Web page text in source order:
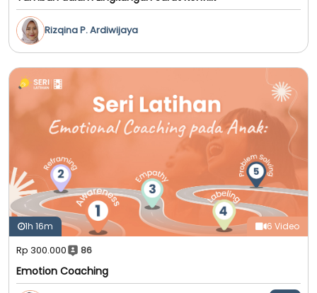
Rizqina P. Ardiwijaya
1h 16m 6 Video
Rp 300.000 86
Emotion Coaching